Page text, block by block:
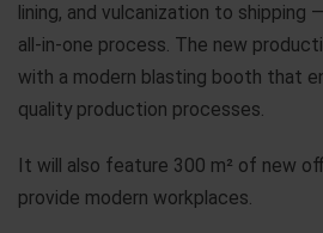
lining, and vulcanization to shipping
all-in-one process. The new
with a modern blasting booth that
quality production processes.
It will also feature 300 m² of new
provide modern workplaces.